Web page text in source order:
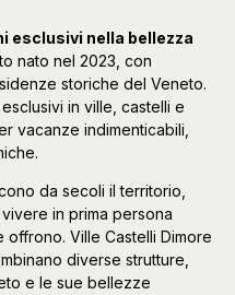
esclusivi nella bellezza
nato nel 2023, con
storiche del Veneto.
in ville, castelli e
vacanze indimenticabili,
da secoli il territorio,
in prima persona
offrono. Ville Castelli Dimore
diverse strutture,
e le sue bellezze